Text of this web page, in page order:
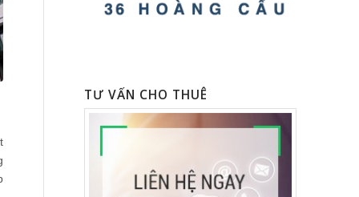
TƯ VẤN CHO THUÊ